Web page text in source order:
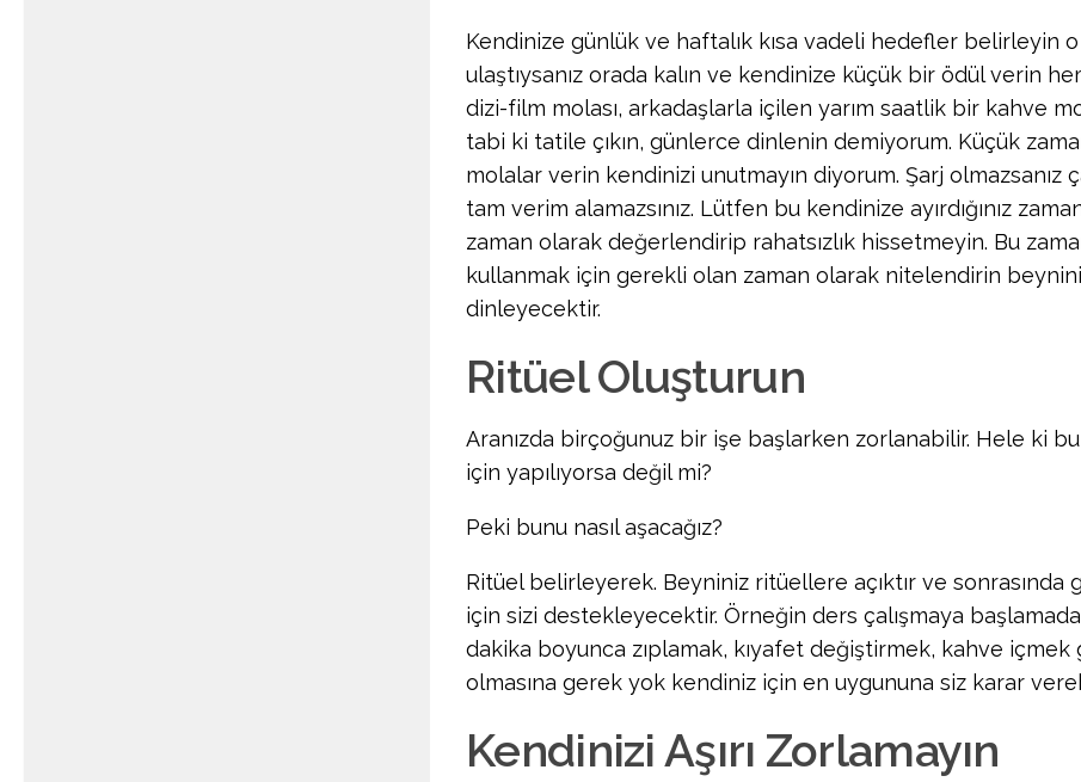
Kendinize günlük ve haftalık kısa vadeli hedefler belirleyin
ulaştıysanız orada kalın ve kendinize küçük bir ödül verin
dizi-film molası, arkadaşlarla içilen yarım saatlik bir kahve
tabi ki tatile çıkın, günlerce dinlenin demiyorum. Küçük
molalar verin kendinizi unutmayın diyorum. Şarj olmazsanız
tam verim alamazsınız. Lütfen bu kendinize ayırdığınız
zaman olarak değerlendirip rahatsızlık hissetmeyin. Bu
kullanmak için gerekli olan zaman olarak nitelendirin
dinleyecektir.
Ritüel Oluşturun
Aranızda birçoğunuz bir işe başlarken zorlanabilir. Hele ki
için yapılıyorsa değil mi?
Peki bunu nasıl aşacağız?
Ritüel belirleyerek. Beyniniz ritüellere açıktır ve sonrasında
için sizi destekleyecektir. Örneğin ders çalışmaya
dakika boyunca zıplamak, kıyafet değiştirmek, kahve içmek
olmasına gerek yok kendiniz için en uygununa siz karar
Kendinizi Aşırı Zorlamayın